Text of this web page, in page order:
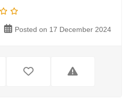
Posted on 17 December 2024